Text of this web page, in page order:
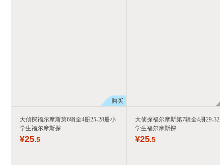
购买
大侦探福尔摩斯第6辑全4册25-28册小
学生福尔摩斯探
¥25.5
大侦探福尔摩斯第7辑全4册29-
学生福尔摩斯探
¥25.5